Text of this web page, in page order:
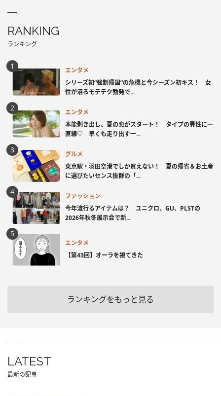
RANKING
ランキング
エンタメ
シリーズ初“強制帰国”の危機と今シーズン初キス！ 女
性が沼るモテテク勃発で...
エンタメ
本能剥き出し、夏の恋がスタート！ タイプの異性に一
直線♡ 早くも走り出す一...
グルメ
東京駅・羽田空港でしか買えない！ 夏の帰省＆お土産
に選びたいセンス抜群の「...
ファッション
今年流行るアイテムは？ ユニクロ、GU、PLSTの
2026年秋冬展示会で新...
エンタメ
【第43回】オーラを視てきた
ランキングをもっと見る
LATEST
最新の記事